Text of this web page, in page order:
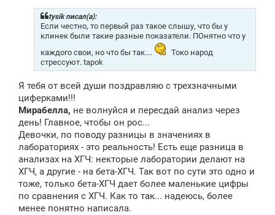
tysik писал(а):
Если честно, то первый раз такое слышу, что бы у
клинек были такие разные показатели. ПОнятно что у
каждого свои, но что бы так....
Токо народ
стрессуют. tapok
Я тебя от всей души поздравляю с трехзначными
циферками!!!
Мирабелла, не волнуйся и пересдай анализ через
день! Главное, чтобы он рос...
Девочки, по поводу разницы в значениях в
лабораториях - это реальность! Есть еще разница в
анализах на ХГЧ: некторые лаборатории делают на
ХГЧ, а другие - на бета-ХГЧ. Так вот по сути это одно и
тоже, только бета-ХГЧ дает более маленькие цифры
по сравнения с ХГЧ. Как то так... надеюсь, более
менее понятно написала.